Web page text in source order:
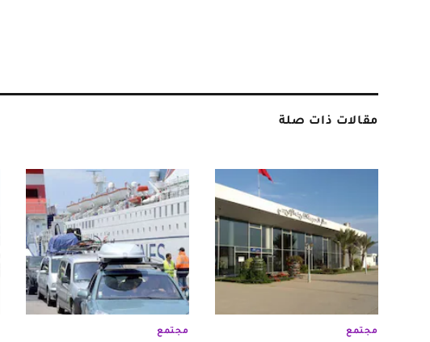
مقالات ذات صلة
مجتمع مجتمع